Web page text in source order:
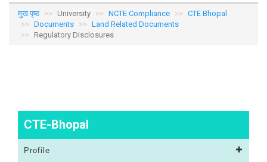
मुख पृष्ठ University NCTE Compliance
CTE Bhopal
Documents
Land Related Documents
Regulatory Disclosures
CTE-Bhopal
Profile